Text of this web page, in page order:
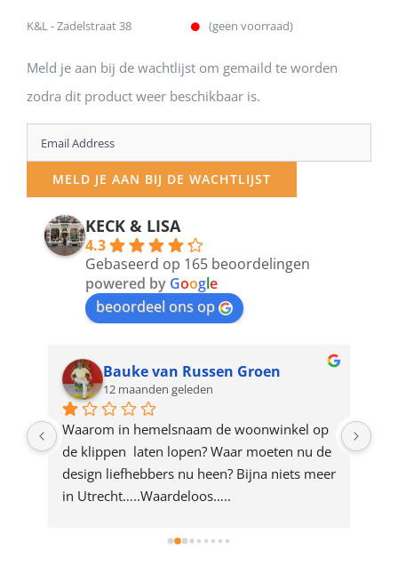
K&L - Zadelstraat 38 (geen voorraad)
Meld je aan bij de wachtlijst om gemaild te worden
zodra dit product weer beschikbaar is.
Enter
your
email
address
product
MELD JE AAN BIJ DE WACHTLIJST
KECK & LISA
4.3
Gebaseerd op 165 beoordelingen
powered by Google
beoordeel ons op
Bauke van Russen Groen
12 maanden geleden
Waarom in hemelsnaam de woonwinkel op
de klippen  laten lopen? Waar moeten nu de
design liefhebbers nu heen? Bijna niets meer
in Utrecht…..Waardeloos…..